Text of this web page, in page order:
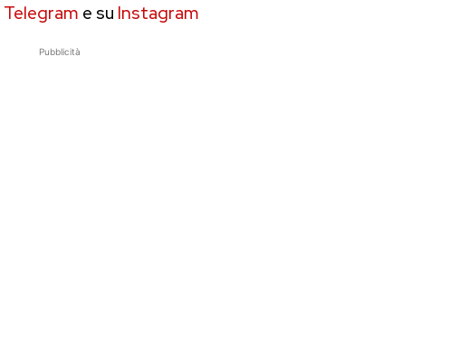
Telegram e su Instagram
Pubblicità